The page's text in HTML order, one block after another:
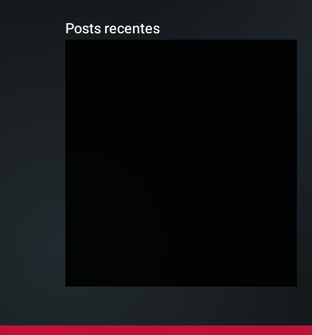
Posts recentes